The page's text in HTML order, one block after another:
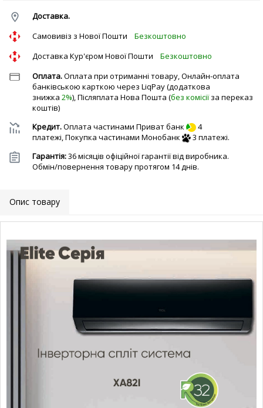
Доставка.
Cамовивіз з Нової Пошти
Безкоштовно
Доставка Кур'єром Нової Пошти
Безкоштовно
Оплата.Оплата при отриманні товару, Онлайн-оплата
банківською карткою через LiqPay (додаткова
знижка 2%), Післяплата Нова Пошта (без комісіїза переказ
коштів)
Кредит.Оплата частинами Приват банк
4
платежі,Покупка частинами Монобанк
3 платежі.
Гарантія:36 місяців офіційної гарантії від виробника.
Обмін/повернення товару протягом 14 днів.
Опис товару